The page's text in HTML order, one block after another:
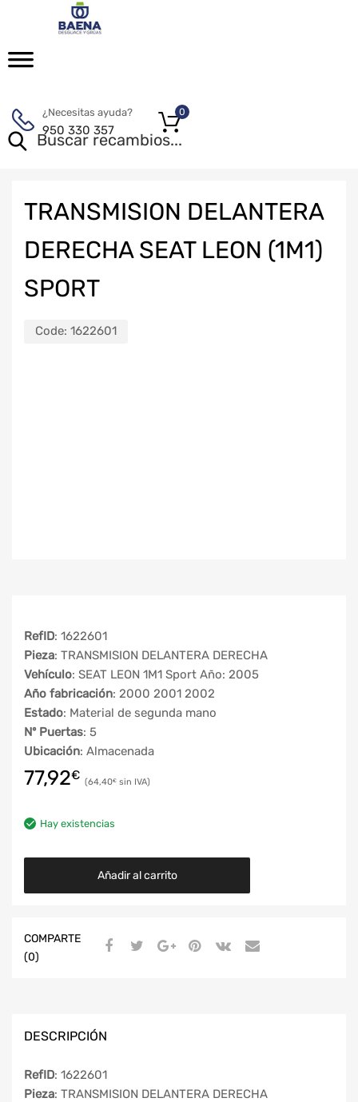
¿Necesitas ayuda?
950 330 357
0
TRANSMISION DELANTERA
DERECHA SEAT LEON (1M1)
SPORT
Code: 1622601
RefID: 1622601
Pieza: TRANSMISION DELANTERA DERECHA
Vehículo: SEAT LEON 1M1 Sport Año: 2005
Año fabricación: 2000 2001 2002
Estado: Material de segunda mano
Nº Puertas: 5
Ubicación: Almacenada
77,92€ 64,40€
Hay existencias
Añadir al carrito
COMPARTE
(0)
DESCRIPCIÓN
RefID: 1622601
Pieza: TRANSMISION DELANTERA DERECHA